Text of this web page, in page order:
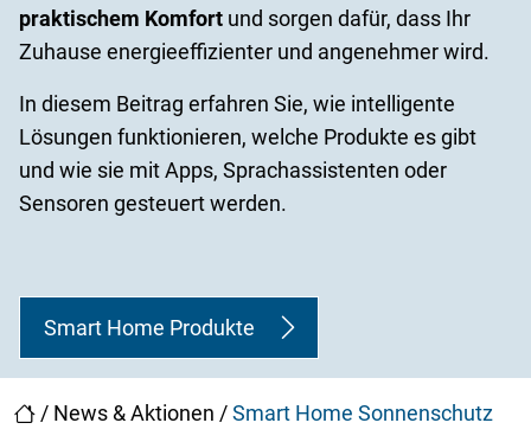
/ News & Aktionen /Smart Home Sonnenschutz
praktischem Komfort und sorgen dafür, dass Ihr
Zuhause energieeffizienter und angenehmer wird.
In diesem Beitrag erfahren Sie, wie intelligente
Lösungen funktionieren, welche Produkte es gibt
und wie sie mit Apps, Sprachassistenten oder
Sensoren gesteuert werden.
Smart Home Produkte